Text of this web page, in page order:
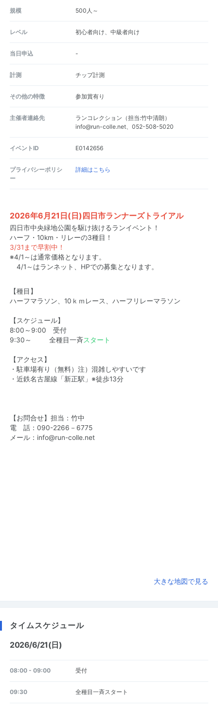
規模 500人～
レベル 初心者向け、中級者向け
当日申込 -
計測 チップ計測
その他の特徴 参加賞有り
主催者連絡先
ランコレクション（担当:竹中清朗）
info@run-colle.net、052-508-5020
イベントID E0142656
プライバシーポリシ
ー
詳細はこちら
2026年6月21日(日)四日市ランナーズトライアル
四日市中央緑地公園を駆け抜けるランイベント！
ハーフ・10km・リレーの3種目！
3/31まで早割中！
※4/1～は通常価格となります。
4/1～はランネット、HPでの募集となります。
【種目】
ハーフマラソン、10ｋｍレース、ハーフリレーマラソン
【スケジュール】
8:00～9:00 受付
9:30～ 全種目一斉スタート
【アクセス】
・駐車場有り（無料）注）混雑しやすいです
・近鉄名古屋線「新正駅」※徒歩13分
【お問合せ】担当：竹中
電 話： 090-2266－6775
メール：info@run-colle.net
大きな地図で見る
タイムスケジュール
2026/6/21(日)
08:00 - 09:00 受付
09:30 全種目一斉スタート